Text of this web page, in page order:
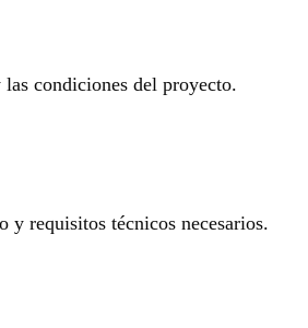
condiciones del proyecto.
y requisitos técnicos necesarios.